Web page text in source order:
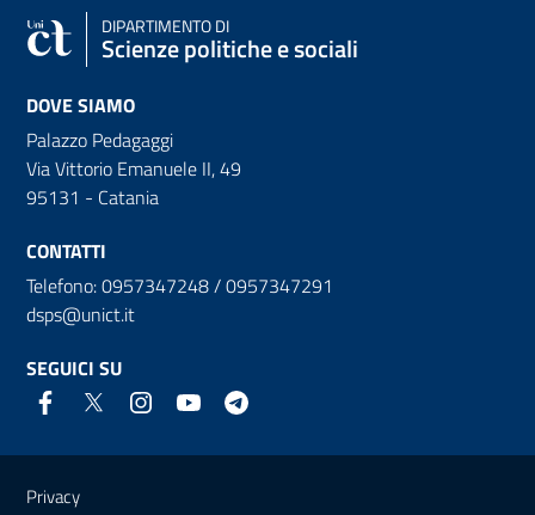
DIPARTIMENTO DI
Scienze politiche e sociali
DOVE SIAMO
Palazzo Pedagaggi
Via Vittorio Emanuele II, 49
95131 - Catania
CONTATTI
Telefono: 0957347248 / 0957347291
dsps@unict.it
SEGUICI SU
Link e informazioni utili
Privacy